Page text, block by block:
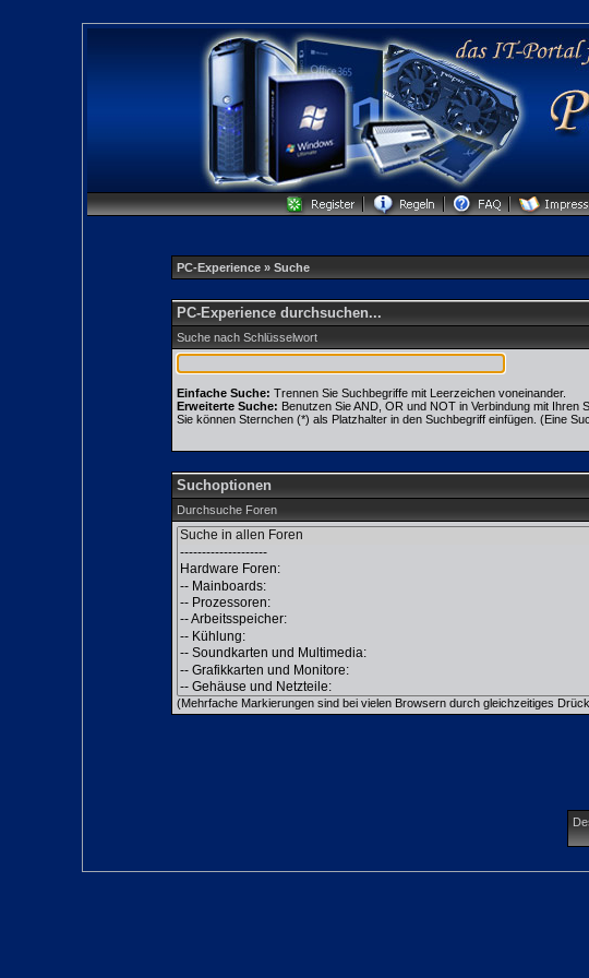
PC-Experience » Suche
PC-Experience durchsuchen...
Suche nach Schlüsselwort
Einfache Suche: Trennen Sie Suchbegriffe mit Leerzeichen voneinander.
Erweiterte Suche: Benutzen Sie AND, OR und NOT in Verbindung mit Ihren
Sie können Sternchen (*) als Platzhalter in den Suchbegriff einfügen. (Eine
Suchoptionen
Durchsuche Foren
(Mehrfache Markierungen sind bei vielen Browsern durch gleichzeitiges